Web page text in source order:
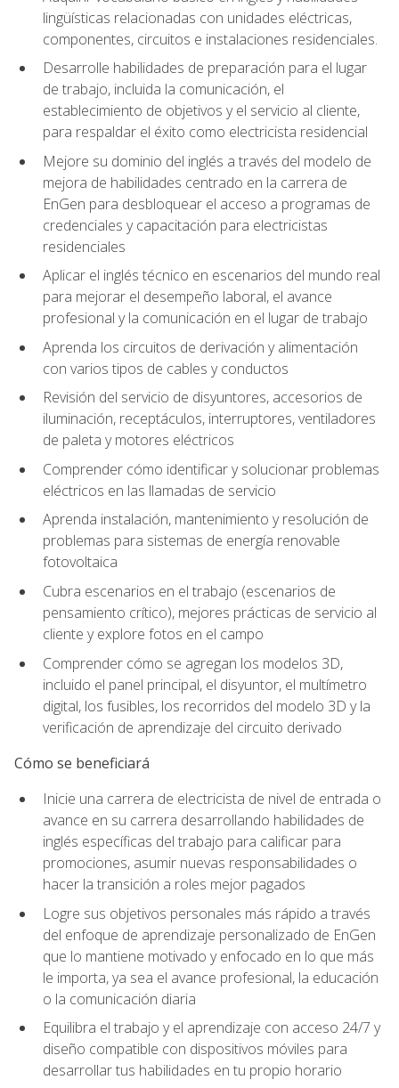
lingüísticas relacionadas con unidades eléctricas,
componentes, circuitos e instalaciones residenciales.
Desarrolle habilidades de preparación para el lugar
de trabajo, incluida la comunicación, el
establecimiento de objetivos y el servicio al cliente,
para respaldar el éxito como electricista residencial
Mejore su dominio del inglés a través del modelo de
mejora de habilidades centrado en la carrera de
EnGen para desbloquear el acceso a programas de
credenciales y capacitación para electricistas
residenciales
Aplicar el inglés técnico en escenarios del mundo real
para mejorar el desempeño laboral, el avance
profesional y la comunicación en el lugar de trabajo
Aprenda los circuitos de derivación y alimentación
con varios tipos de cables y conductos
Revisión del servicio de disyuntores, accesorios de
iluminación, receptáculos, interruptores, ventiladores
de paleta y motores eléctricos
Comprender cómo identificar y solucionar problemas
eléctricos en las llamadas de servicio
Aprenda instalación, mantenimiento y resolución de
problemas para sistemas de energía renovable
fotovoltaica
Cubra escenarios en el trabajo (escenarios de
pensamiento crítico), mejores prácticas de servicio al
cliente y explore fotos en el campo
Comprender cómo se agregan los modelos 3D,
incluido el panel principal, el disyuntor, el multímetro
digital, los fusibles, los recorridos del modelo 3D y la
verificación de aprendizaje del circuito derivado
Cómo se beneficiará
Inicie una carrera de electricista de nivel de entrada o
avance en su carrera desarrollando habilidades de
inglés específicas del trabajo para calificar para
promociones, asumir nuevas responsabilidades o
hacer la transición a roles mejor pagados
Logre sus objetivos personales más rápido a través
del enfoque de aprendizaje personalizado de EnGen
que lo mantiene motivado y enfocado en lo que más
le importa, ya sea el avance profesional, la educación
o la comunicación diaria
Equilibra el trabajo y el aprendizaje con acceso 24/7 y
diseño compatible con dispositivos móviles para
desarrollar tus habilidades en tu propio horario